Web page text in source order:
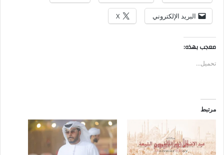
البريد الإلكتروني X
معجب بهذه:
تحميل...
مرتبط